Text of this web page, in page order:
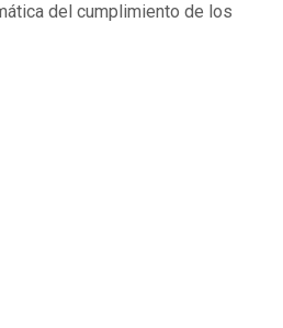
del cumplimiento de los